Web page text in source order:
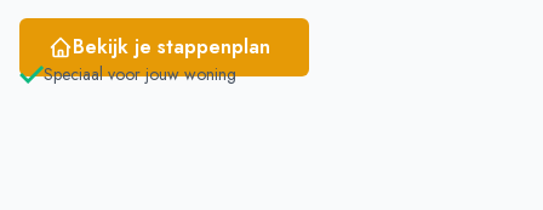
Bekijk je stappenplan
Speciaal voor jouw woning